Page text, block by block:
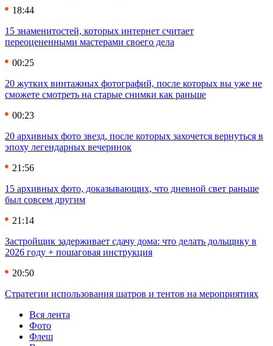
18:44
15 знаменитостей, которых интернет считает
переоцененными мастерами своего дела
00:25
20 жутких винтажных фотографий, после которых вы уже не
сможете смотреть на старые снимки как раньше
00:23
20 архивных фото звезд, после которых захочется вернуться в
эпоху легендарных вечеринок
21:56
15 архивных фото, доказывающих, что дневной свет раньше
был совсем другим
21:14
Застройщик задерживает сдачу дома: что делать дольщику в
2026 году + пошаговая инструкция
20:50
Стратегии использования шатров и тентов на мероприятиях
Вся лента
Фото
Флеш